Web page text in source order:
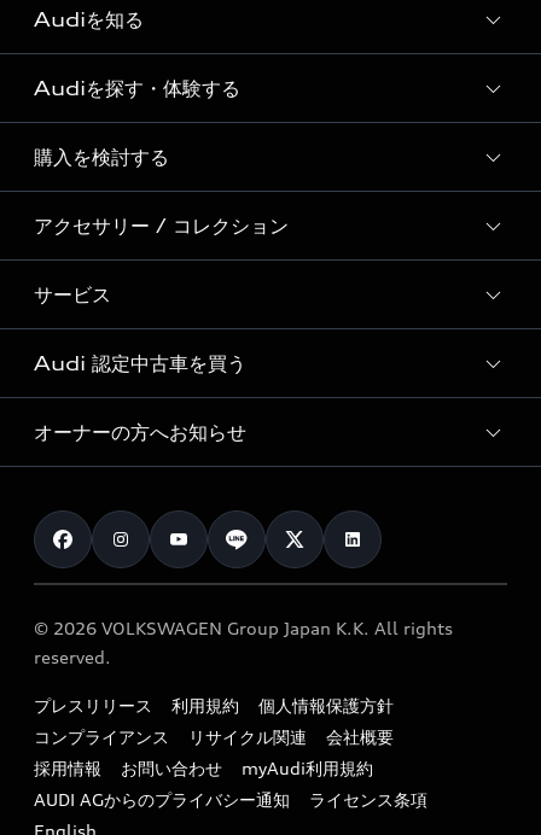
Audiを知る
Audi ブランド
Story of Progress
Audi Sport
Formula 1®
デジタルサービス
Audiを探す・体験する
ディーラー検索
新車在庫検索
試乗車・展示車検索
見積り依頼
試乗予約
購入を検討する
モデル一覧
特別仕様モデル / 限定モデル
e-tronラインアップ
価格シミュレーション
車両比較
カタログ一覧
アクセサリー / コレクション
純正アクセサリー
オンラインショップ
Audi collection
アウディナビアプリ
サービス
サービス入庫予約
サービスプログラム
メンテナンス
車検 / 定期点検
e-tronアフターサポート
myAudi
Audi 認定中古車を買う
Audi認定中古車
クオリティ
保証
メンテナンス
ファイナンス
キャンペーン / イベント
買取査定
オーナーの方へお知らせ
お知らせ
オーナー様向けキャンペーン
特定整備適用車一覧
リサイクル法
よくある質問（FAQ）
© 2026 VOLKSWAGEN Group Japan K.K. All rights
reserved.
プレスリリース 利用規約
個人情報保護方針
コンプライアンス
リサイクル関連
会社概要
採用情報
お問い合わせ
myAudi利用規約
AUDI AGからのプライバシー通知
ライセンス条項
English